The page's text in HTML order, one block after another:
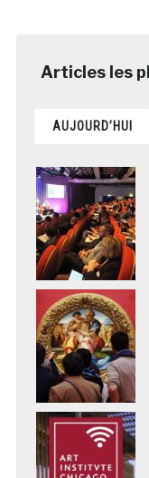
AUJOURD’HUI